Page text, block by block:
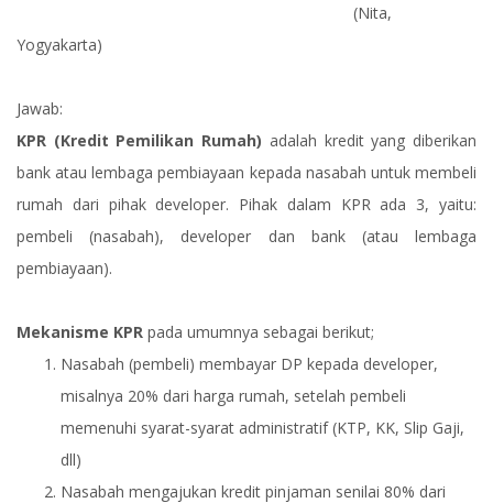
(Nita,
Yogyakarta)
Jawab:
KPR (Kredit Pemilikan Rumah) adalah kredit yang diberikan
bank atau lembaga pembiayaan kepada nasabah untuk membeli
rumah dari pihak developer. Pihak dalam KPR ada 3, yaitu:
pembeli (nasabah), developer dan bank (atau lembaga
pembiayaan).
Mekanisme KPR pada umumnya sebagai berikut;
Nasabah (pembeli) membayar DP kepada developer,
misalnya 20% dari harga rumah, setelah pembeli
memenuhi syarat-syarat administratif (KTP, KK, Slip Gaji,
dll)
Nasabah mengajukan kredit pinjaman senilai 80% dari